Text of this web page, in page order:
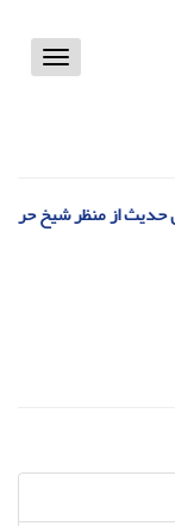
Toggle
حدیث از منظر شیخ حر